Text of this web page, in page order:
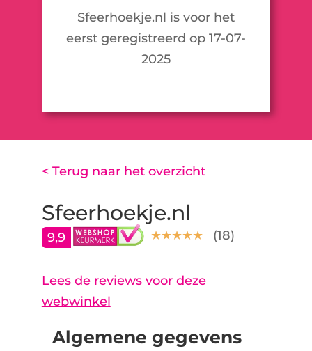
Sfeerhoekje.nl is voor het
eerst geregistreerd op 17-07-
2025
< Terug naar het overzicht
Sfeerhoekje.nl
9,9 (18)
Lees de reviews voor deze
webwinkel
Algemene gegevens